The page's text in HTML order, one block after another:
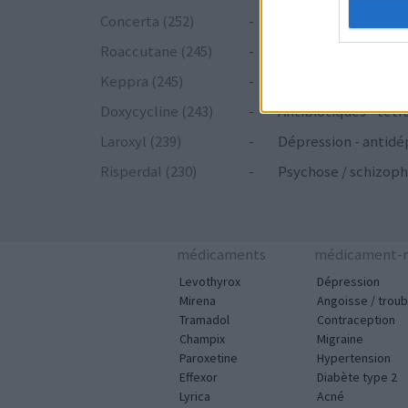
Concerta (252)
-
Roaccutane (245)
-
Keppra (245)
-
Doxycycline (243)
-
Antibiotiques -
Laroxyl (239)
-
Dépression -
Risperdal (230)
- Psychose /
médicaments
Levothyrox
Mirena
Tramadol
Champix
Paroxetine
Effexor
Lyrica
médicament-
Dépression
Angoisse /
Contraception
Migraine
Hypertension
Diabète type 2
Acné